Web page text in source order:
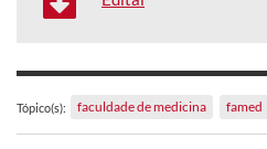
Tópico(s): faculdade de medicina famed